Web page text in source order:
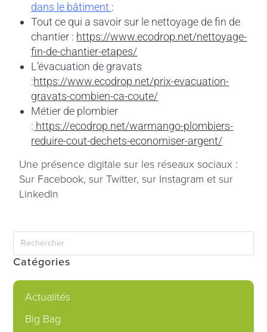
dans le bâtiment :
Tout ce qui a savoir sur le nettoyage de fin de
chantier : https://www.ecodrop.net/nettoyage-
fin-de-chantier-etapes/
L’évacuation de gravats
:https://www.ecodrop.net/prix-evacuation-
gravats-combien-ca-coute/
Métier de plombier
: https://ecodrop.net/warmango-plombiers-
reduire-cout-dechets-economiser-argent/
Une présence digitale sur les réseaux sociaux :
Sur Facebook, surTwitter, sur Instagram et sur
LinkedIn
Catégories
Actualités
Big Bag